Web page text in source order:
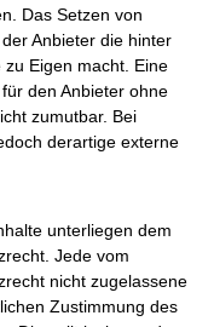
Das Setzen von
Anbieter die hinter
Eigen macht. Eine
den Anbieter ohne
zumutbar. Bei
derartige externe
unterliegen dem
Jede vom
nicht zugelassene
Zustimmung des